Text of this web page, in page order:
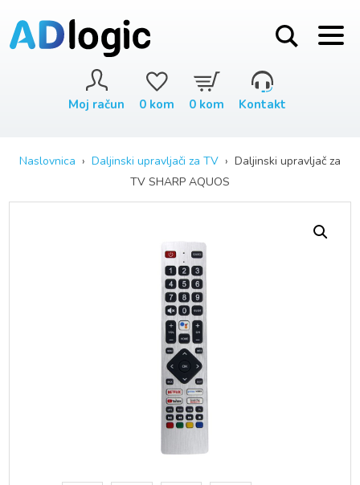
Moj račun 0 kom 0 kom Kontakt
Naslovnica › Daljinski upravljači za TV › Daljinski upravljač za
TV SHARP AQUOS